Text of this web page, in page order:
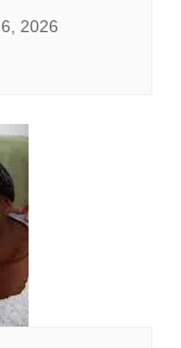
2026